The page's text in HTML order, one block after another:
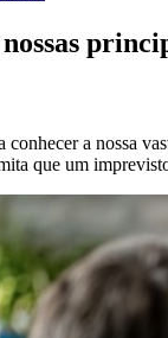
conhecer a nossa
que um